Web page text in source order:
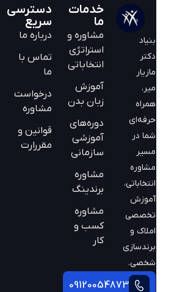
مازیار
همراه
حرفه‌ای
شما در
مسیر
مشاوره
انتخاباتی،
آموزش
تخصصی
املاک و
برندسازی
شخصی.
09120054873
خدمات
مشاوره و
استراتژی
انتخاباتی
آموزش
زبان بدن
دوره‌های
آموزشی
سازمانی
مشاوره
برندینگ
مشاوره
کسب و
دسترسی
سریع
درباره ما
تماس با
ما
درخواست
مشاوره
قوانین و
مقررارت